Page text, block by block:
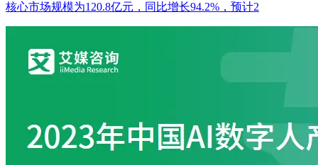
核心市场规模为120.8亿元，同比增长94.2%，预计2